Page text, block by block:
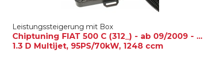
Leistungssteigerung mit Box
Chiptuning FIAT 500 C (312_) - ab 09/2009 - ...
1.3 D Multijet, 95PS/70kW, 1248 ccm